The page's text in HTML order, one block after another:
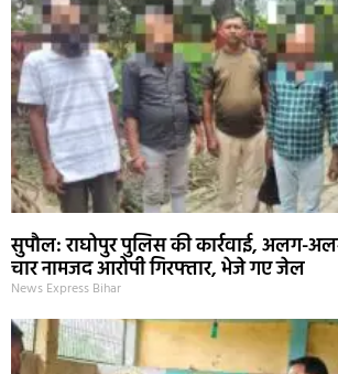
सुपौल: राघोपुर पुलिस की कार्रवाई, अलग-
चार नामजद आरोपी गिरफ्तार, भेजे गए जेल
News Express Bihar